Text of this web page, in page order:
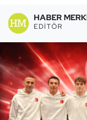
HABER
EDITÖR
Buz Hokeyi
Buz Pateni